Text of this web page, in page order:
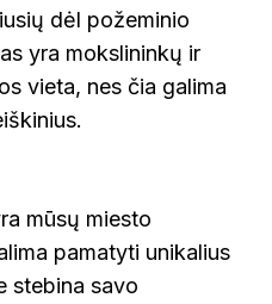
dėl požeminio
yra mokslininkų ir
vieta, nes čia galima
mūsų miesto
pamatyti unikalius
stebina savo